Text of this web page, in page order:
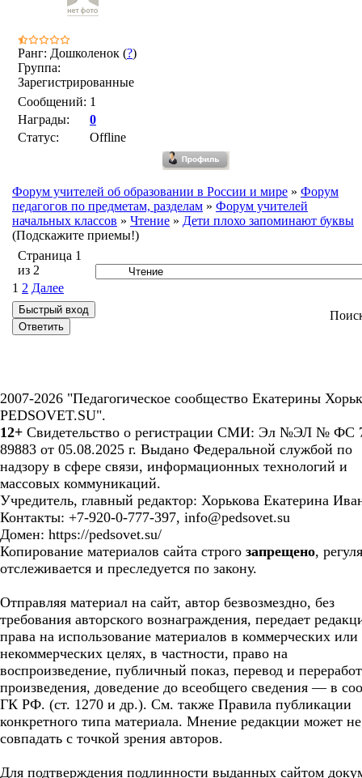
Ранг: Дошколенок (?)
Группа:
Зарегистрированные
Сообщений: 1
Награды:
0
Статус:
Offline
Форум учителей об образовании в России и мире » Форум
педагогов по предметам, разделам » Форум учителей
начальных классов » Чтение » Дети плохо запоминают буквы
(Подскажите приемы!)
Страница 1
из 2
1 2 Далее
2007-2026 "Педагогическое сообщество Екатерины
PEDSOVET.SU".
12+ Свидетельство о регистрации СМИ: Эл №ЭЛ № ФС
89883 от 05.08.2025 г. Выдано Федеральной службой по
надзору в сфере связи, информационных технологий и
массовых коммуникаций.
Учредитель, главный редактор: Хорькова Екатерина
Контакты: +7-920-0-777-397, info@pedsovet.su
Домен: https://pedsovet.su/
Копирование материалов сайта строго запрещено,
отслеживается и преследуется по закону.
Отправляя материал на сайт, автор безвозмездно, без
требования авторского вознаграждения, передает
права на использование материалов в коммерческих или
некоммерческих целях, в частности, право на
воспроизведение, публичный показ, перевод и
произведения, доведение до всеобщего сведения — в
ГК РФ. (ст. 1270 и др.). См. также Правила публикации
конкретного типа материала. Мнение редакции может не
совпадать с точкой зрения авторов.
Для подтверждения подлинности выданных сайтом